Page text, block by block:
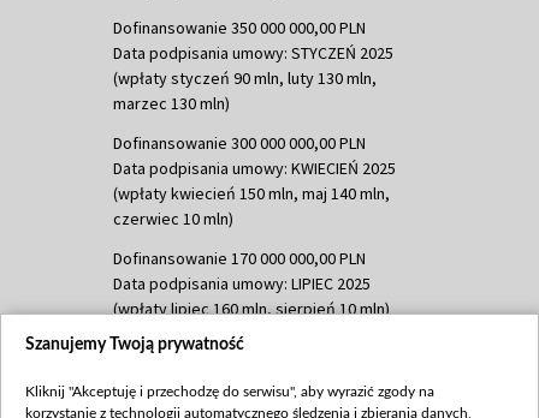
Dofinansowanie 350 000 000,00 PLN
Data podpisania umowy: STYCZEŃ 2025
(wpłaty styczeń 90 mln, luty 130 mln,
marzec 130 mln)
Dofinansowanie 300 000 000,00 PLN
Data podpisania umowy: KWIECIEŃ 2025
(wpłaty kwiecień 150 mln, maj 140 mln,
czerwiec 10 mln)
Dofinansowanie 170 000 000,00 PLN
Data podpisania umowy: LIPIEC 2025
(wpłaty lipiec 160 mln, sierpień 10 mln)
Dofinansowanie 60 000 000,00 PLN
(wpłata wrzesień 60 mln)
Szanujemy Twoją prywatność
Kliknij "Akceptuję i przechodzę do serwisu", aby wyrazić zgody na
korzystanie z technologii automatycznego śledzenia i zbierania danych,